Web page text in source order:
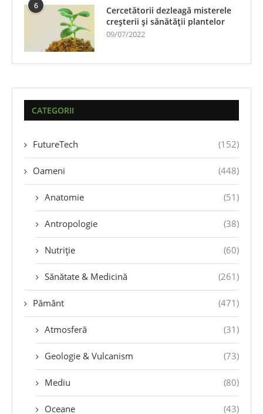
6
Cercetătorii dezleagă misterele
creșterii și sănătății plantelor
09/07/2022
CATEGORII
FutureTech (152)
Oameni (448)
Anatomie (51)
Antropologie (38)
Nutriție (60)
Sănătate & Medicină (261)
Pământ (471)
Atmosferă (31)
Geologie & Vulcanism (73)
Mediu (80)
Oceane (43)